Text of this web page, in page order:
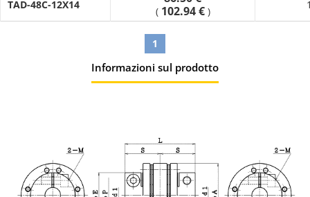
TAD-48C-12X14
( 102.94 € )
1
Informazioni sul prodotto